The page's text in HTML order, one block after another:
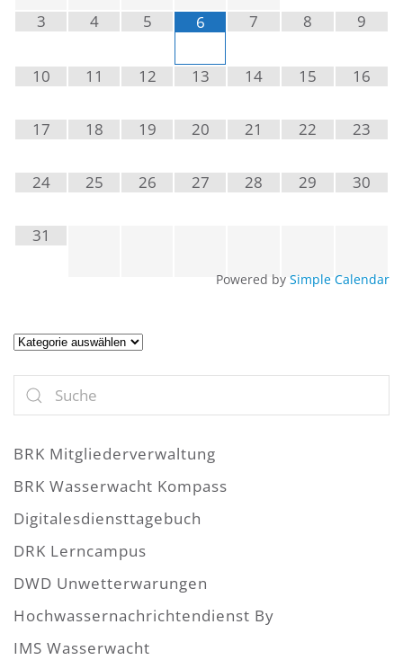
3 4 5 6 7 8 9
10 11 12 13 14 15 16
17 18 19 20 21 22 23
24 25 26 27 28 29 30
31
Powered by Simple Calendar
Artikel
BRK Mitgliederverwaltung
BRK Wasserwacht Kompass
Digitalesdiensttagebuch
DRK Lerncampus
DWD Unwetterwarungen
Hochwassernachrichtendienst By
IMS Wasserwacht